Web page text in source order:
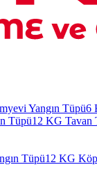
Yangın Tüpü6
Tüpü12 KG Tavan
Tüpü12 KG